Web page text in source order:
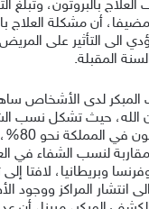
مضيفا، أن مشكلة العلاج
الى التأثير على
المقبلة.
المبكر لدى الأشخاص
الله، حيث تشكل نسب
سرطان
لنسب الشفاء في
وبريطانيا، لافتا
المراكز ووجود